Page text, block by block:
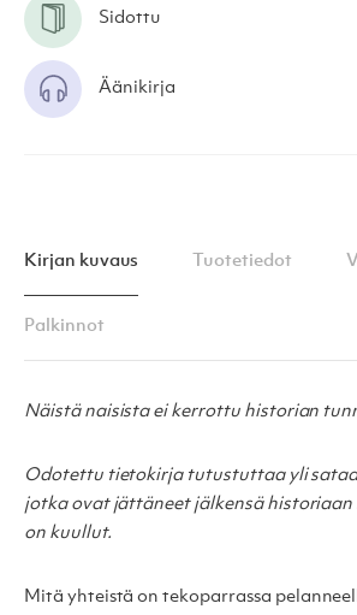
Sidottu
Äänikirja
Kirjan kuvaus Tuotetiedot
Palkinnot
Näistä naisista ei kerrottu historian
Odotettu tietokirja tutustuttaa yli
jotka ovat jättäneet jälkensä
on kuullut.
Mitä yhteistä on tekoparrassa